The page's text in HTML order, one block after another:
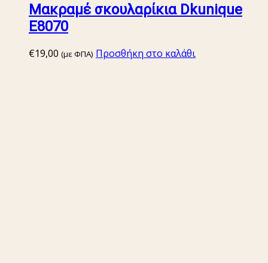
Μακραμέ σκουλαρίκια Dkunique
E8070
€19,00 (με ΦΠΑ) Προσθήκη στο καλάθι